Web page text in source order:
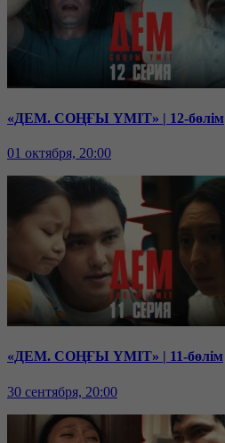
«ДЕМ. СОҢҒЫ ҮМІТ» | 12-бөлім
01 октября, 20:00
«ДЕМ. СОҢҒЫ ҮМІТ» | 11-бөлім
30 сентября, 20:00